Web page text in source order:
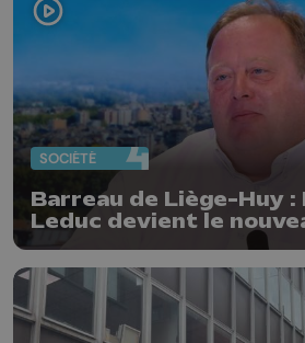
SOCIÉTÉ
Barreau de Liège-Huy :
Leduc devient le